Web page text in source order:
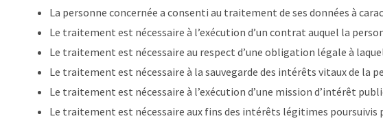
La personne concernée a consenti au traitement de ses données à
Le traitement est nécessaire à l’exécution d’un contrat auquel la
Le traitement est nécessaire au respect d’une obligation légale à
Le traitement est nécessaire à la sauvegarde des intérêts vitaux de la
Le traitement est nécessaire à l’exécution d’une mission d’intérêt
Le traitement est nécessaire aux fins des intérêts légitimes